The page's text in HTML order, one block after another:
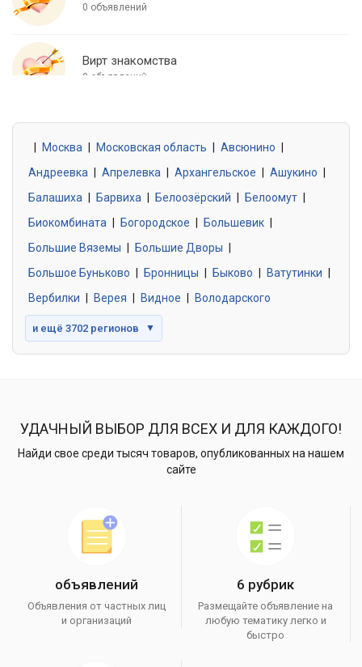
0 объявлений
Вирт знакомства
0 объявлений
0 объявлений
Знакомства без обязательств
0 объявлений
Москва Московская область Авсюнино
Андреевка
Апрелевка Архангельское Ашукино
Балашиха
Барвиха Белоозёрский Белоомут
Биокомбината
Богородское Большевик
Большие Вяземы
Большие Дворы
Большое Буньково
Бронницы Быково Ватутинки
Вербилки
Верея Видное Володарского
и ещё 3702 регионов ▼
УДАЧНЫЙ ВЫБОР ДЛЯ ВСЕХ И ДЛЯ КАЖДОГО!
Найди свое среди тысяч товаров, опубликованных на нашем
сайте
объявлений
Объявления от частных лиц
и организаций
6 рубрик
Размещайте объявление на
любую тематику легко и
быстро